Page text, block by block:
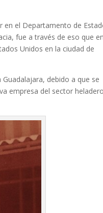
en el Departamento de
fue a través de eso que
Unidos en la ciudad de
debido a que se
empresa del sector